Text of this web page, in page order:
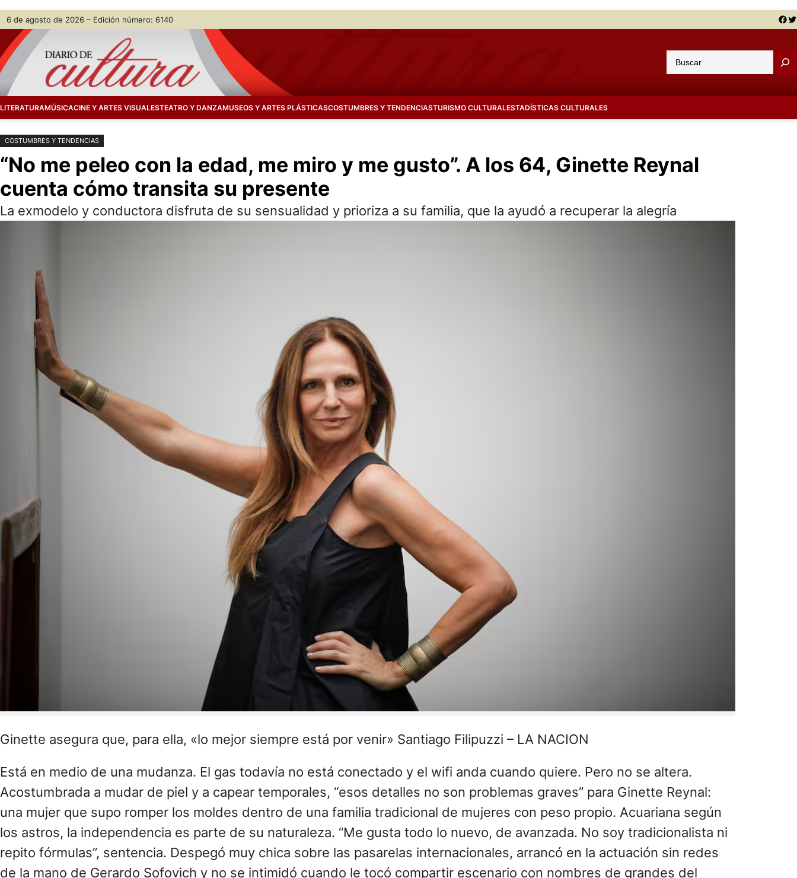
Saltar
contenido
Skip
content
6 de agosto de 2026 – Edición número: 6140 Facebook Twitter
u
a
LITERATURAMÚSICACINE Y ARTES VISUALESTEATRO Y DANZAMUSEOS Y ARTES PLÁSTICASCOSTUMBRES Y TENDENCIASTURISMO CULTURALESTADÍSTICAS CULTURALES
COSTUMBRES Y TENDENCIAS
“No me peleo con la edad, me miro y me gusto”. A los 64, Ginette Reynal
cuenta cómo transita su presente
La exmodelo y conductora disfruta de su sensualidad y prioriza a su familia, que la ayudó a recuperar la alegría
Ginette asegura que, para ella, «lo mejor siempre está por venir» Santiago Filipuzzi – LA NACION
Está en medio de una mudanza. El gas todavía no está conectado y el wifi anda cuando quiere. Pero no se altera.
Acostumbrada a mudar de piel y a capear temporales, “esos detalles no son problemas graves” para Ginette Reynal:
una mujer que supo romper los moldes dentro de una familia tradicional de mujeres con peso propio. Acuariana según
los astros, la independencia es parte de su naturaleza. “Me gusta todo lo nuevo, de avanzada. No soy tradicionalista ni
repito fórmulas”, sentencia. Despegó muy chica sobre las pasarelas internacionales, arrancó en la actuación sin redes
de la mano de Gerardo Sofovich y no se intimidó cuando le tocó compartir escenario con nombres de grandes del